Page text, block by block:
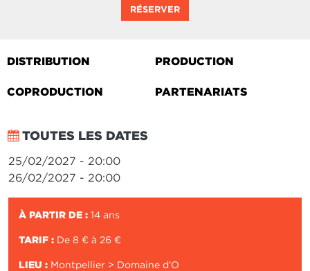
RÉSERVER
DISTRIBUTION PRODUCTION
COPRODUCTION PARTENARIATS
TOUTES LES DATES
25/02/2027 - 20:00
26/02/2027 - 20:00
À PARTIR DE : 14 ans
TARIF : De 8 € à 26 €
LIEU : Montpellier > Domaine d'O